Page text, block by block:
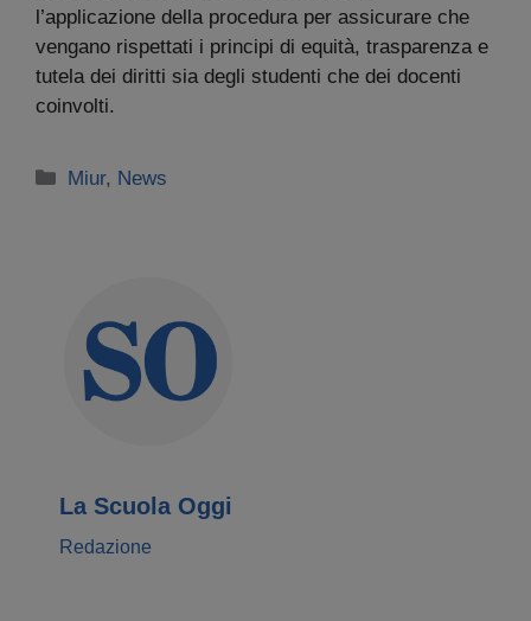
l’applicazione della procedura per assicurare che
vengano rispettati i principi di equità, trasparenza e
tutela dei diritti sia degli studenti che dei docenti
coinvolti.
Categorie
Miur, News
La Scuola Oggi
Redazione